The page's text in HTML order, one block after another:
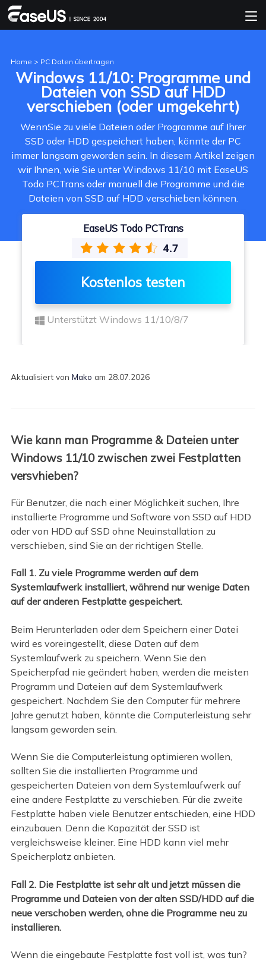
Home > PC Daten übertragen
Windows 11/10: Programme und
Dateien von SSD auf HDD
verschieben (oder umgekehrt)
WennSie zu viele Dateien oder Programme auf Ihrer
SSD oder HDD gespeichert haben, könnte der PC
immer langsam geworden sein. In diesem Artikel zeigen
wir Ihnen, wie Sie unter Windows 11/10 mit EaseUS
Todo PCTrans oder manuell die Programme und die
Dateien von SSD auf HDD verschieben können.
EaseUS Todo PCTrans
Kostenlos testen
Unterstützt Windows 11/10/8/7
Aktualisiert von Mako am 28.07.2026
Wie kann man Programme & Dateien unter
Windows 11/10 zwischen zwei Festplatten
versvhieben?
Für Benutzer, die nach einer Möglichkeit suchen, Ihre
installierte Programme und Software von SSD auf HDD
oder von HDD auf SSD ohne Neuinstallation zu
verschieben, sind Sie an der richtigen Stelle.
Fall 1. Zu viele Programme werden auf dem
Systemlaufwerk installiert, während nur wenige Daten
auf der anderen Festplatte gespeichert.
Beim Herunterladen oder dem Speichern einer Datei
wird es voreingestellt, diese Daten auf dem
Systemlaufwerk zu speichern. Wenn Sie den
Speicherpfad nie geändert haben, werden die meisten
Programm und Dateien auf dem Systemlaufwerk
gespeichert. Nachdem Sie den Computer für mehrere
Jahre genutzt haben, könnte die Computerleistung sehr
langsam geworden sein.
Wenn Sie die Computerleistung optimieren wollen,
sollten Sie die installierten Programme und
gespeicherten Dateien von dem Systemlaufwerk auf
eine andere Festplatte zu verschieben. Für die zweite
Festplatte haben viele Benutzer entschieden, eine HDD
einzubauen. Denn die Kapazität der SSD ist
vergleichsweise kleiner. Eine HDD kann viel mehr
Speicherplatz anbieten.
Fall 2. Die Festplatte ist sehr alt und jetzt müssen die
Programme und Dateien von der alten SSD/HDD auf die
neue verschoben werden, ohne die Programme neu zu
installieren.
Wenn die eingebaute Festplatte fast voll ist, was tun?